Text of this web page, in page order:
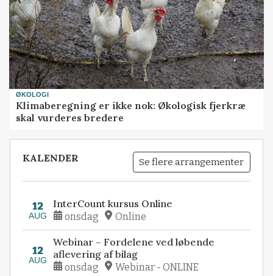
ØKOLOGI
Klimaberegning er ikke nok: Økologisk fjerkræ
skal vurderes bredere
KALENDER Se flere arrangementer
12
AUG
InterCount kursus Online
onsdag Online
12
AUG
Webinar – Fordelene ved løbende
aflevering af bilag
onsdag Webinar - ONLINE